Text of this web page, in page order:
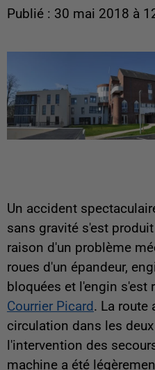
Publié : 30 mai 2018 à
Un accident
sans gravité s'est
raison d'un problème
roues d'un épandeur,
bloquées et l'engin s'est
Courrier Picard. La route
circulation dans les
l'intervention des
machine a été